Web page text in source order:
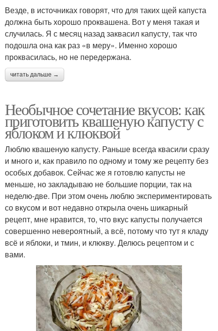
Везде, в источниках говорят, что для таких щей капуста
должна быть хорошо проквашена. Вот у меня такая и
случилась. Я с месяц назад заквасил капусту, так что
подошла она как раз «в меру». Именно хорошо
проквасилась, но не передержана.
читать дальше →
Необычное сочетание вкусов: как
приготовить квашеную капусту с
яблоком и клюквой
Люблю квашеную капусту. Раньше всегда квасили сразу
и много и, как правило по одному и тому же рецепту без
особых добавок. Сейчас же я готовлю капусты не
меньше, но закладываю не большие порции, так на
неделю-две. При этом очень люблю экспериментировать
со вкусом и вот недавно открыла очень шикарный
рецепт, мне нравится, то, что вкус капусты получается
совершенно невероятный, а всё, потому что тут я кладу
всё и яблоки, и тмин, и клюкву. Делюсь рецептом и с
вами.